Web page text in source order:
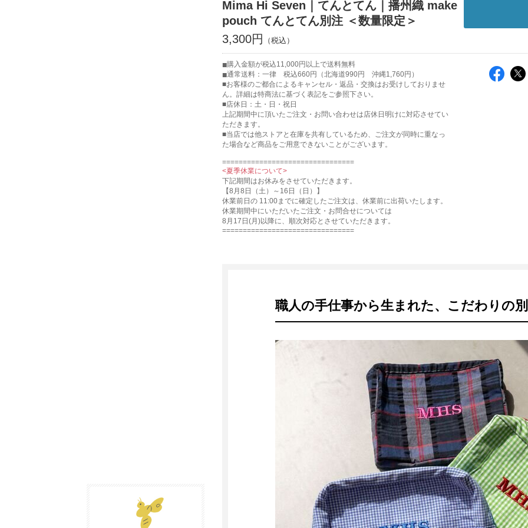
Mima Hi Seven｜てんとてん｜播州織 make
pouch てんとてん別注 ＜数量限定＞
3,300円
購入金額が税込11,000円以上で送料無料
通常送料：一律 税込660円（北海道990円 沖縄1,760円）
■お客様のご都合によるキャンセル・返品・交換はお受けしておりませ
ん。詳細は特商法に基づく表記をご参照下さい。
■店休日：土・日・祝日
上記期間中に頂いたご注文・お問い合わせは店休日明けに対応させてい
ただきます。
■当店では他ストアと在庫を共有しているため、ご注文が同時に重なっ
た場合など商品をご用意できないことがございます。
================================
<夏季休業について>
下記期間はお休みをさせていただきます。
【8月8日（土）～16日（日）】
休業前日の 11:00までに確定したご注文は、休業前に出荷いたします。
休業期間中にいただいたご注文・お問合せについては
8月17日(月)以降に、順次対応とさせていただきます。
================================
職人の手仕事から生まれた、こだわりの